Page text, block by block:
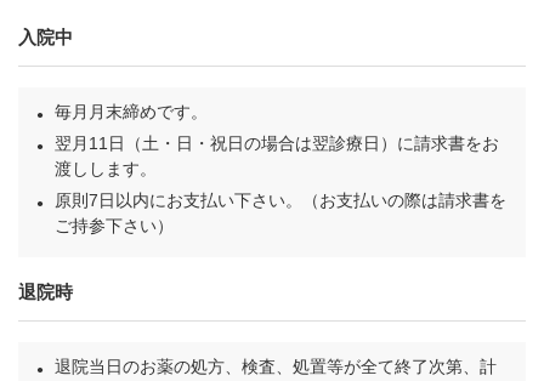
入院中
毎月月末締めです。
翌月11日（土・日・祝日の場合は翌診療日）に請求書をお
渡しします。
原則7日以内にお支払い下さい。（お支払いの際は請求書を
ご持参下さい）
退院時
退院当日のお薬の処方、検査、処置等が全て終了次第、計